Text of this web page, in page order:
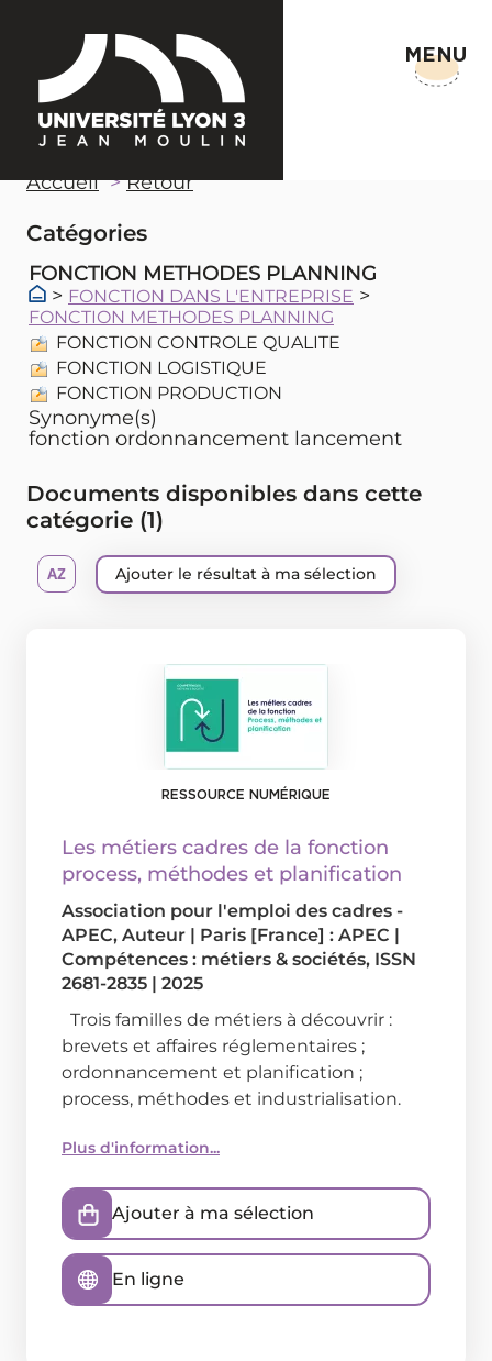
MENU
Accueil Retour
Catégories
> FONCTION DANS L'ENTREPRISE >
FONCTION METHODES PLANNING
FONCTION CONTROLE QUALITE
FONCTION LOGISTIQUE
FONCTION PRODUCTION
FONCTION METHODES PLANNING
Synonyme(s)
fonction ordonnancement lancement
Documents disponibles dans cette
catégorie (1)
Ajouter le résultat à ma sélection
RESSOURCE NUMÉRIQUE
Les métiers cadres de la fonction
process, méthodes et planification
Association pour l'emploi des cadres -
APEC, Auteur | Paris [France] : APEC |
Compétences : métiers & sociétés, ISSN
2681-2835 | 2025
Trois familles de métiers à découvrir :
brevets et affaires réglementaires ;
ordonnancement et planification ;
process, méthodes et industrialisation.
Plus d'information...
Ajouter à ma sélection
En ligne